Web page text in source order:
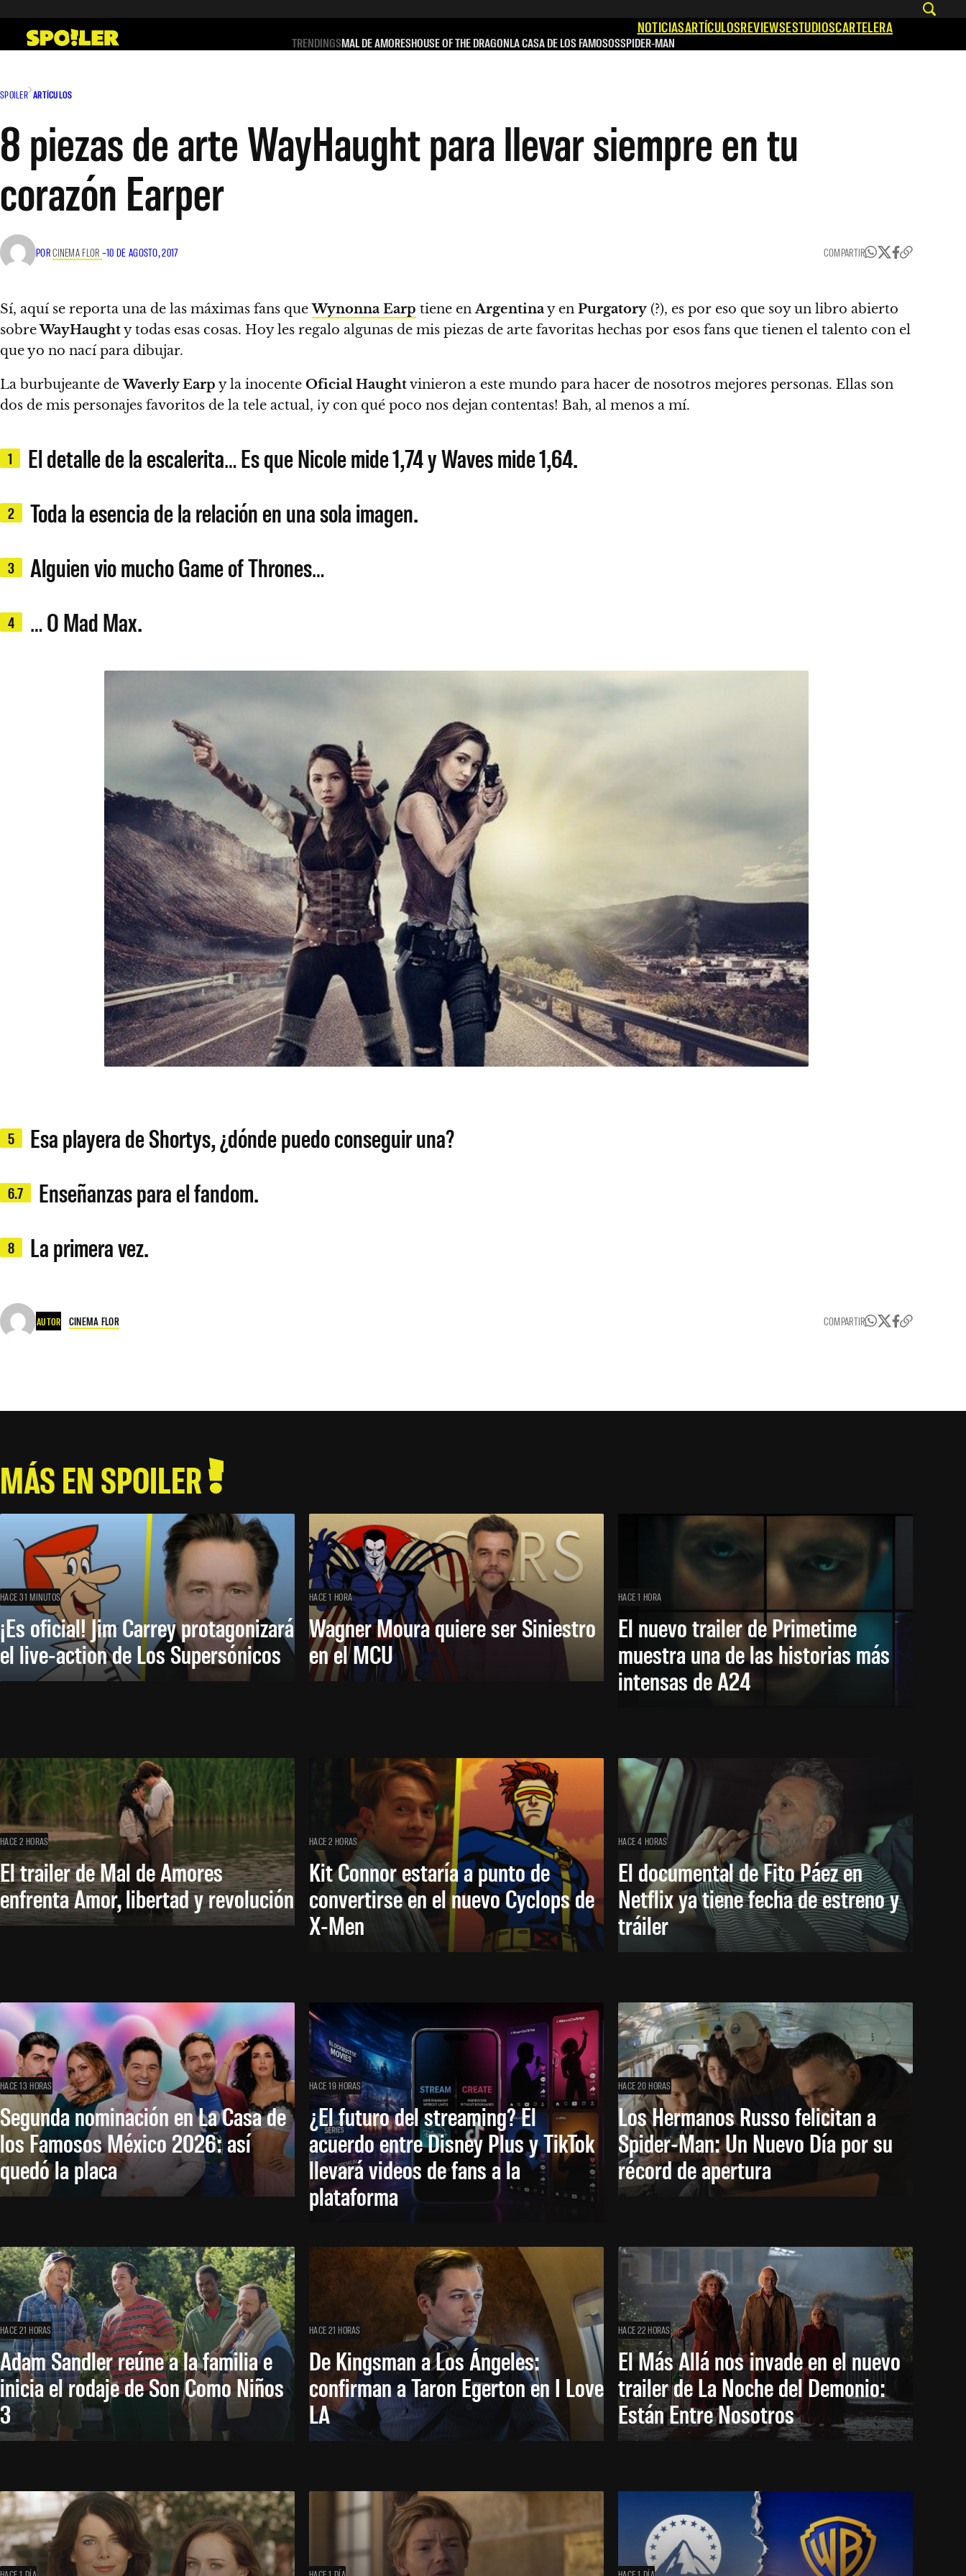
contenido
NOTICIASARTÍCULOSREVIEWSESTUDIOSCARTELERA
TRENDINGSMAL DE AMORESHOUSE OF THE DRAGONLA CASA DE LOS FAMOSOSSPIDER-MAN
SPOILER ARTÍCULOS
8 piezas de arte WayHaught para llevar siempre en tu
corazón Earper
PORCINEMA FLOR –10 DE AGOSTO, 2017 COMPARTIR
Sí, aquí se reporta una de las máximas fans queWynonna Earp tiene enArgentinay en Purgatory (?), es por eso que soy un libro abierto
sobreWayHaughty todas esas cosas. Hoy les regalo algunas de mis piezas de arte favoritas hechas por esos fans que tienen el talento con el
que yo no nací para dibujar.
La burbujeante deWaverly Earp y la inocente Oficial Haughtvinieron a este mundo para hacer de nosotros mejores personas. Ellas son
dos de mis personajes favoritos de la tele actual, ¡y con qué poco nos dejan contentas! Bah, al menos a mí.
1 El detalle de la escalerita… Es que Nicole mide 1,74 y Waves mide 1,64.
2 Toda la esencia de la relación en una sola imagen.
3 Alguien vio mucho Game of Thrones…
4 … O Mad Max.
5 Esa playera de Shortys, ¿dónde puedo conseguir una?
6.7 Enseñanzas para el fandom.
8 La primera vez.
AUTOR CINEMA FLOR COMPARTIR
MÁS EN SPOILER
HACE 31 MINUTOS
¡Es oficial! Jim Carrey protagonizará
el live-action de Los Supersónicos
HACE 1 HORA
Wagner Moura quiere ser Siniestro
en el MCU
HACE 1 HORA
El nuevo trailer de Primetime
muestra una de las historias más
intensas de A24
HACE 2 HORAS
El trailer de Mal de Amores
enfrenta Amor, libertad y revolución
HACE 2 HORAS
Kit Connor estaría a punto de
convertirse en el nuevo Cyclops de
X-Men
HACE 4 HORAS
El documental de Fito Páez en
Netflix ya tiene fecha de estreno y
tráiler
HACE 13 HORAS
Segunda nominación en La Casa de
los Famosos México 2026: así
quedó la placa
HACE 19 HORAS
¿El futuro del streaming? El
acuerdo entre Disney Plus y TikTok
llevará videos de fans a la
plataforma
HACE 20 HORAS
Los Hermanos Russo felicitan a
Spider-Man: Un Nuevo Día por su
récord de apertura
HACE 21 HORAS
Adam Sandler reúne a la familia e
inicia el rodaje de Son Como Niños
3
HACE 21 HORAS
De Kingsman a Los Ángeles:
confirman a Taron Egerton en I Love
LA
HACE 22 HORAS
El Más Allá nos invade en el nuevo
trailer de La Noche del Demonio:
Están Entre Nosotros